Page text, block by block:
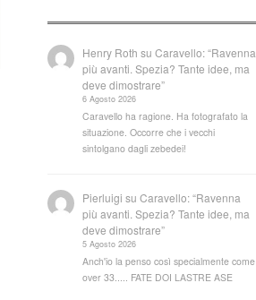
Henry Roth suCaravello: “Ravenna
più avanti. Spezia? Tante idee, ma
deve dimostrare”
6 Agosto 2026
Caravello ha ragione. Ha fotografato la
situazione. Occorre che i vecchi
sintolgano dagli zebedei!
Pierluigi suCaravello: “Ravenna
più avanti. Spezia? Tante idee, ma
deve dimostrare”
5 Agosto 2026
Anch'io la penso così specialmente come
over 33..... FATE DOI LASTRE ASE